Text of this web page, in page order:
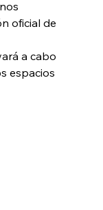
oficial de
a cabo
espacios